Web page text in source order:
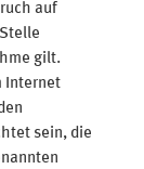
auf
gilt.
Internet
sein, die